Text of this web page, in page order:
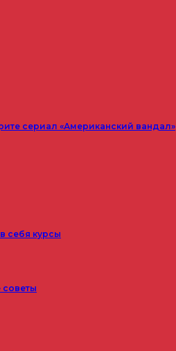
сериал «Американский вандал»
себя курсы
советы